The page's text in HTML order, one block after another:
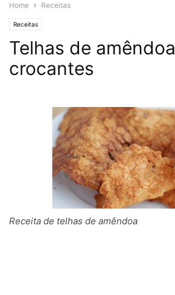
Home Receitas
Receitas
Telhas de amêndoa
crocantes
Receita de telhas de amêndoa